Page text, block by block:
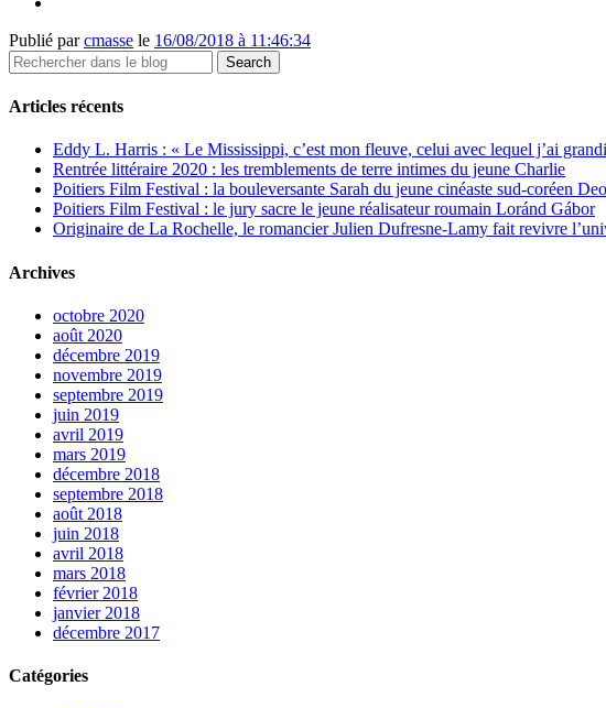
Publié parcmasse le 16/08/2018 à 11:46:34
Articles récents
Eddy L. Harris : « Le Mississippi, c’est mon fleuve, celui avec lequel j’ai
Rentrée littéraire 2020 : les tremblements de terre intimes du jeune Charlie
Poitiers Film Festival : la bouleversante Sarah du jeune cinéaste sud-coréen
Poitiers Film Festival : le jury sacre le jeune réalisateur roumain Loránd Gábor
Originaire de La Rochelle, le romancier Julien Dufresne-Lamy fait revivre
Archives
octobre 2020
août 2020
décembre 2019
novembre 2019
septembre 2019
juin 2019
avril 2019
mars 2019
décembre 2018
septembre 2018
août 2018
juin 2018
avril 2018
mars 2018
février 2018
janvier 2018
décembre 2017
Catégories